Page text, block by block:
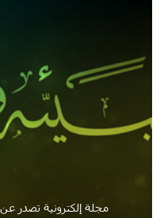
مجلة إلكترونية تصدر